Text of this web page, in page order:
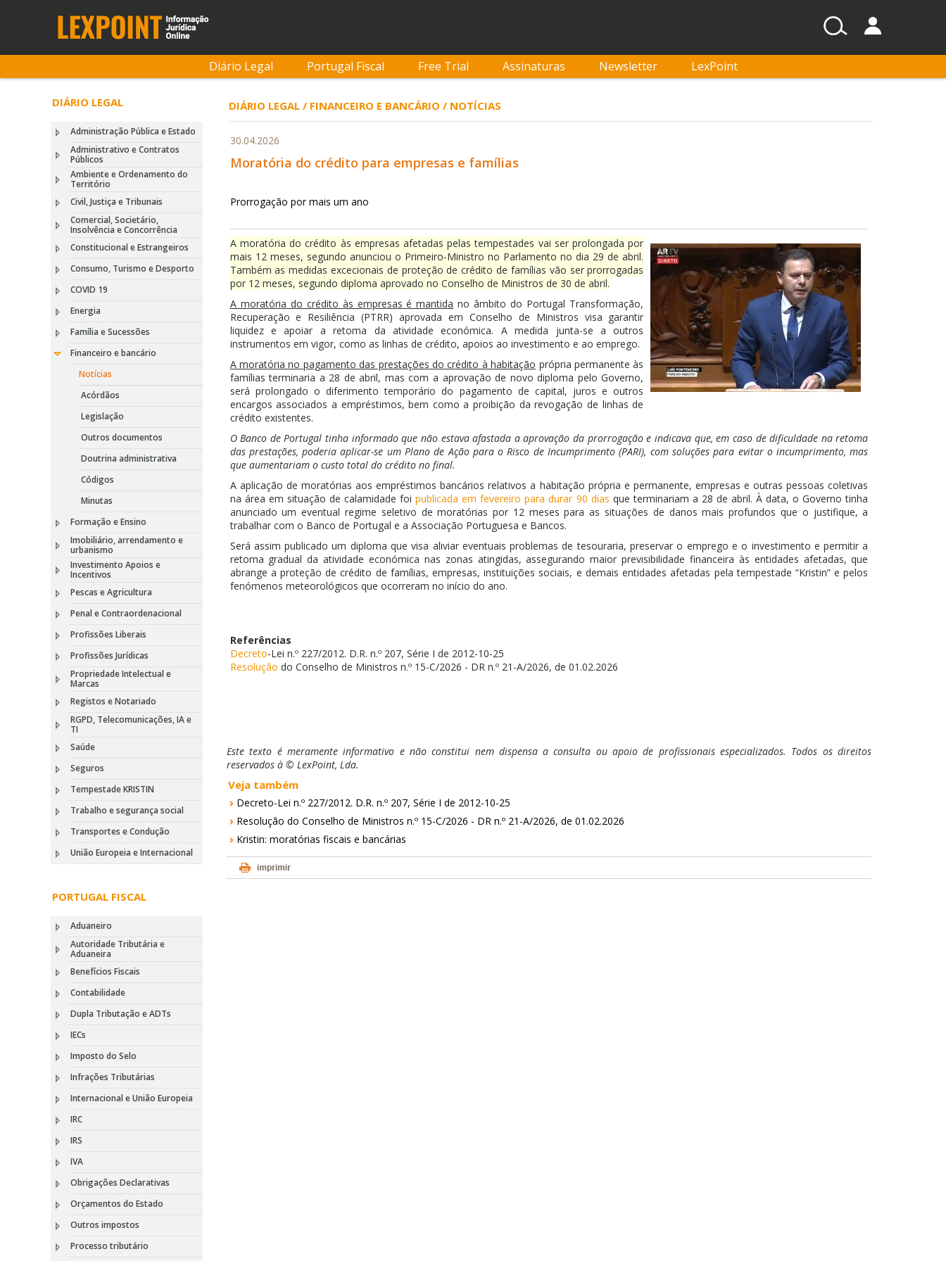
Diário Legal Portugal Fiscal Free Trial Assinaturas Newsletter LexPoint
DIÁRIO LEGAL
Administração Pública e Estado
Administrativo e Contratos
Públicos
Ambiente e Ordenamento do
Território
Civil, Justiça e Tribunais
Comercial, Societário,
Insolvência e Concorrência
Constitucional e Estrangeiros
Consumo, Turismo e Desporto
COVID 19
Energia
Família e Sucessões
Financeiro e bancário
Notícias
Acórdãos
Legislação
Outros documentos
Doutrina administrativa
Códigos
Minutas
Formação e Ensino
Imobiliário, arrendamento e
urbanismo
Investimento Apoios e
Incentivos
Pescas e Agricultura
Penal e Contraordenacional
Profissões Liberais
Profissões Jurídicas
Propriedade Intelectual e
Marcas
Registos e Notariado
RGPD, Telecomunicações, IA e
TI
Saúde
Seguros
Tempestade KRISTIN
Trabalho e segurança social
Transportes e Condução
União Europeia e Internacional
PORTUGAL FISCAL
Aduaneiro
Autoridade Tributária e
Aduaneira
Benefícios Fiscais
Contabilidade
Dupla Tributação e ADTs
IECs
Imposto do Selo
Infrações Tributárias
Internacional e União Europeia
IRC
IRS
IVA
Obrigações Declarativas
Orçamentos do Estado
Outros impostos
Processo tributário
DIÁRIO LEGAL / FINANCEIRO E BANCÁRIO / NOTÍCIAS
30.04.2026
Moratória do crédito para empresas e famílias
Prorrogação por mais um ano
A moratória do crédito às empresas afetadas pelas tempestades vai ser prolongada por
mais 12 meses, segundo anunciou o Primeiro-Ministro no Parlamento no dia 29 de abril.
Também as medidas excecionais de proteção de crédito de famílias vão ser prorrogadas
por 12 meses, segundo diploma aprovado no Conselho de Ministros de 30 de abril.
A moratória do crédito às empresas é mantida no âmbito do Portugal Transformação,
Recuperação e Resiliência (PTRR) aprovada em Conselho de Ministros visa garantir
liquidez e apoiar a retoma da atividade económica. A medida junta-se a outros
instrumentos em vigor, como as linhas de crédito, apoios ao investimento e ao emprego.
A moratória no pagamento das prestações do crédito à habitação própria permanente às
famílias terminaria a 28 de abril, mas com a aprovação de novo diploma pelo Governo,
será prolongado o diferimento temporário do pagamento de capital, juros e outros
encargos associados a empréstimos, bem como a proibição da revogação de linhas de
crédito existentes.
O Banco de Portugal tinha informado que não estava afastada a aprovação da prorrogação e indicava que, em caso de dificuldade na retoma
das prestações, poderia aplicar-se um Plano de Ação para o Risco de Incumprimento (PARI), com soluções para evitar o incumprimento, mas
que aumentariam o custo total do crédito no final.
A aplicação de moratórias aos empréstimos bancários relativos a habitação própria e permanente, empresas e outras pessoas coletivas
na área em situação de calamidade foipublicada em fevereiro para durar 90 dias que terminariam a 28 de abril. À data, o Governo tinha
anunciado um eventual regime seletivo de moratórias por 12 meses para as situações de danos mais profundos que o justifique, a
trabalhar com o Banco de Portugal e a Associação Portuguesa e Bancos.
Será assim publicado um diploma que visa aliviar eventuais problemas de tesouraria, preservar o emprego e o investimento e permitir a
retoma gradual da atividade económica nas zonas atingidas, assegurando maior previsibilidade financeira às entidades afetadas, que
abrange a proteção de crédito de famílias, empresas, instituições sociais, e demais entidades afetadas pela tempestade “Kristin” e pelos
fenómenos meteorológicos que ocorreram no início do ano.
Referências
Decreto-Lei n.º 227/2012. D.R. n.º 207, Série I de 2012-10-25
Resolução do Conselho de Ministros n.º 15-C/2026 - DR n.º 21-A/2026, de 01.02.2026
Este texto é meramente informativo e não constitui nem dispensa a consulta ou apoio de profissionais especializados. Todos os direitos
reservados à © LexPoint, Lda.
Veja também
Decreto-Lei n.º 227/2012. D.R. n.º 207, Série I de 2012-10-25
Resolução do Conselho de Ministros n.º 15-C/2026 - DR n.º 21-A/2026, de 01.02.2026
Kristin: moratórias fiscais e bancárias